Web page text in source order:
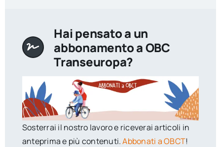
Hai pensato a un
abbonamento a OBC
Transeuropa?
Sosterrai il nostro lavoro e riceverai articoli in
anteprima e più contenuti.Abbonati a OBCT!